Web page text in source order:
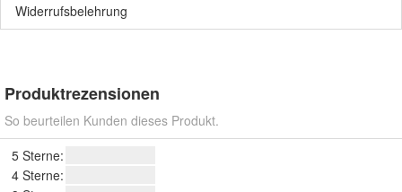
Widerrufsbelehrung
Produktrezensionen
So beurteilen Kunden dieses Produkt.
5 Sterne:
4 Sterne: